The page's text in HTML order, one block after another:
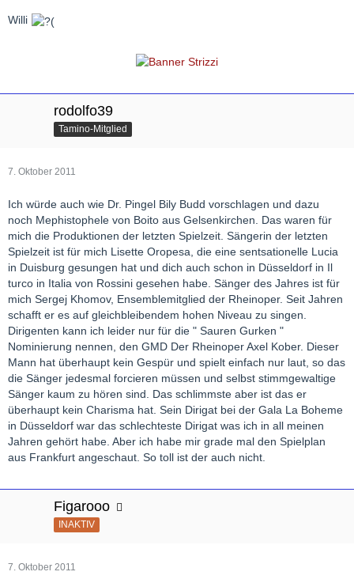
Willi
rodolfo39
Tamino-Mitglied
7. Oktober 2011
Ich würde auch wie Dr. Pingel Bily Budd vorschlagen und dazu
noch Mephistophele von Boito aus Gelsenkirchen. Das waren für
mich die Produktionen der letzten Spielzeit. Sängerin der letzten
Spielzeit ist für mich Lisette Oropesa, die eine sentsationelle Lucia
in Duisburg gesungen hat und dich auch schon in Düsseldorf in Il
turco in Italia von Rossini gesehen habe. Sänger des Jahres ist für
mich Sergej Khomov, Ensemblemitglied der Rheinoper. Seit Jahren
schafft er es auf gleichbleibendem hohen Niveau zu singen.
Dirigenten kann ich leider nur für die " Sauren Gurken "
Nominierung nennen, den GMD Der Rheinoper Axel Kober. Dieser
Mann hat überhaupt kein Gespür und spielt einfach nur laut, so das
die Sänger jedesmal forcieren müssen und selbst stimmgewaltige
Sänger kaum zu hören sind. Das schlimmste aber ist das er
überhaupt kein Charisma hat. Sein Dirigat bei der Gala La Boheme
in Düsseldorf war das schlechteste Dirigat was ich in all meinen
Jahren gehört habe. Aber ich habe mir grade mal den Spielplan
aus Frankfurt angeschaut. So toll ist der auch nicht.
Figarooo
INAKTIV
7. Oktober 2011